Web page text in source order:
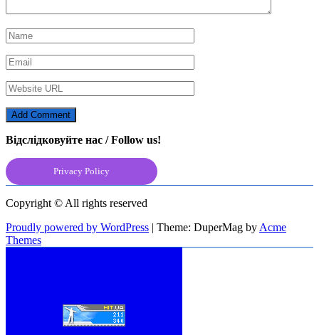
Відслідковуйте нас / Follow us!
Privacy Policy
Copyright © All rights reserved
Proudly powered by WordPress | Theme: DuperMag by Acme
Themes